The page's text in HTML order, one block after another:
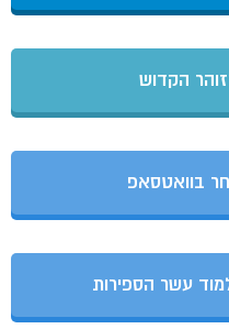
הקדוש
בוואטסאפ
עשר הספירות